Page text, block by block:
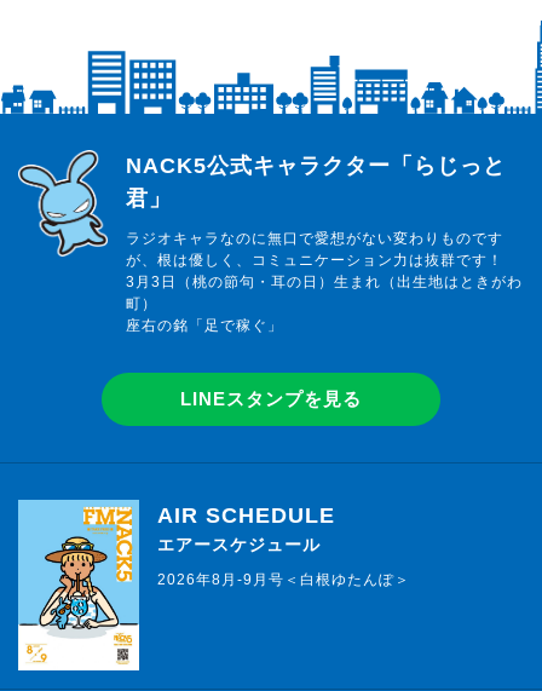
らじっと君
NACK5公式キャラクター「らじっと
君」
ラジオキャラなのに無口で愛想がない変わりものです
が、根は優しく、コミュニケーション力は抜群です！
3月3日（桃の節句・耳の日）生まれ（出生地はときがわ
町）
座右の銘「足で稼ぐ」
LINEスタンプを見る
AIR SCHEDULE
エアースケジュール
2026年8月-9月号＜白根ゆたんぽ＞